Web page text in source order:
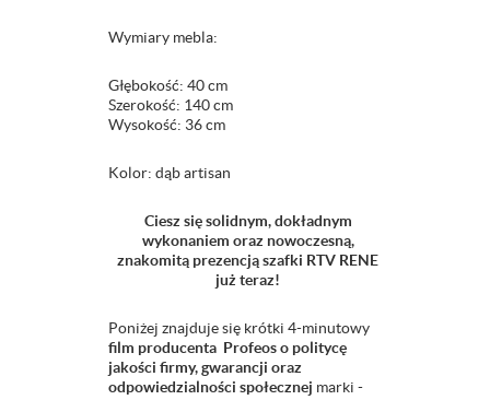
Wymiary mebla:
Głębokość: 40 cm
Szerokość: 140 cm
Wysokość: 36 cm
Kolor: dąb artisan
Ciesz się solidnym, dokładnym
wykonaniem oraz nowoczesną,
znakomitą prezencją szafki RTV RENE
już teraz!
Poniżej znajduje się krótki 4-minutowy
film producenta Profeos o politycę
jakości firmy, gwarancji oraz
odpowiedzialności społecznej marki -